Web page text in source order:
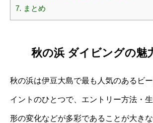
7. まとめ
秋の浜 ダイビングの魅
秋の浜は伊豆大島で最も人気のあるビ
イントのひとつで、エントリー方法・
形の変化などが多彩であることが大き